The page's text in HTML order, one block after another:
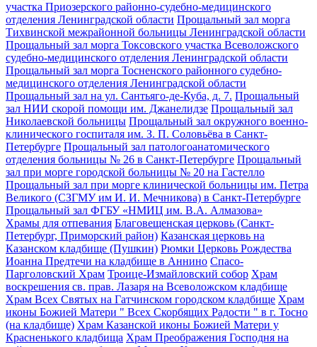
участка Приозерского районно-судебно-медицинского
отделения Ленинградской области Прощальный зал морга
Тихвинской межрайонной больницы Ленинградской области
Прощальный зал морга Токсовского участка Всеволожского
судебно-медицинского отделения Ленинградской области
Прощальный зал морга Тосненского районного судебно-
медицинского отделения Ленинградской области
Прощальный зал на ул. Сантьяго-де-Куба, д. 7. Прощальный
зал НИИ скорой помощи им. Джанелидзе Прощальный зал
Николаевской больницы Прощальный зал окружного военно-
клинического госпиталя им. З. П. Соловьёва в Санкт-
Петербурге Прощальный зал патологоанатомического
отделения больницы № 26 в Санкт-Петербурге Прощальный
зал при морге городской больницы № 20 на Гастелло
Прощальный зал при морге клинической больницы им. Петра
Великого (СЗГМУ им И. И. Мечникова) в Санкт-Петербурге
Прощальный зал ФГБУ «НМИЦ им. В.А. Алмазова»
Храмы для отпевания Благовещенская церковь (Санкт-
Петербург, Приморский район) Казанская церковь на
Казанском кладбище (Пушкин) Рюмки Церковь Рождества
Иоанна Предтечи на кладбище в Аннино Спасо-
Парголовский Храм Троице-Измайловский собор Храм
воскрешения св. прав. Лазаря на Всеволожском кладбище
Храм Всех Святых на Гатчинском городском кладбище Храм
иконы Божией Матери " Всех Скорбящих Радости " в г. Тосно
(на кладбище) Храм Казанской иконы Божией Матери у
Красненького кладбища Храм Преображения Господня на